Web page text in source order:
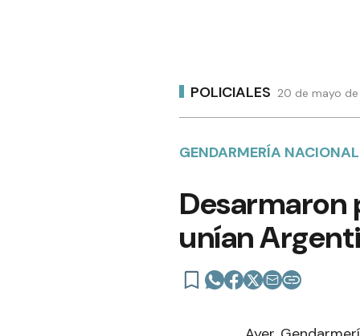
POLICIALES 20 de mayo
GENDARMERÍA NACIONAL
Desarmaron
unían